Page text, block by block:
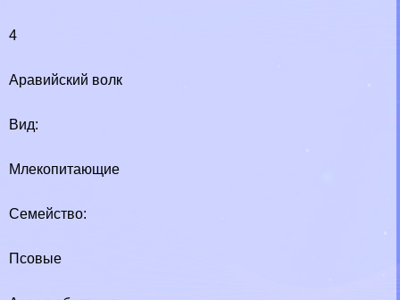
4
Аравийский волк
Вид:
Млекопитающие
Семейство:
Псовые